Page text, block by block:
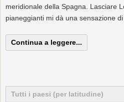
meridionale della Spagna. Lasciare
pianeggianti mi dà una sensazione
Continua a leggere...
Tutti i paesi (per latitudine)